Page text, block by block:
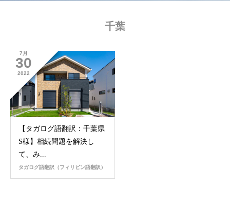
千葉
7月
30
2022
【タガログ語翻訳：千葉県
S様】相続問題を解決し
て、み...
タガログ語翻訳（フィリピン語翻訳）